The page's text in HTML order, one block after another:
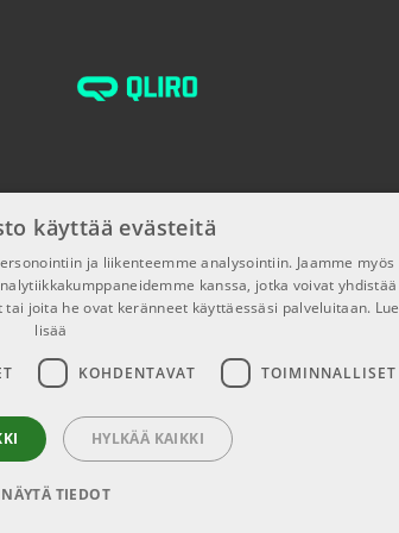
TUOTENUMERO 1000899
TUOTENUMERO 1000892
TUOTENUMERO 1041674
K&M 217 Thread adapter
käyttää evästeitä
ja liikenteemme analysointiin. Jaamme myös
kanssa, jotka voivat yhdistää
joita he ovat keränneet käyttäessäsi palveluitaan. Lue
lisää
KOHDENTAVAT TOIMINNALLISET
HYLKÄÄ KAIKKI
NÄYTÄ TIEDOT